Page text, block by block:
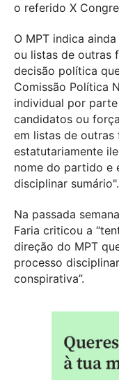
o referido X
O MPT indica
ou listas de outras
decisão política
Comissão Política
individual por
candidatos ou
em listas de
estatutariamente
nome do partido e
disciplinar sumário".
Na passada
Faria criticou a
direção do MPT
processo
conspirativa”.